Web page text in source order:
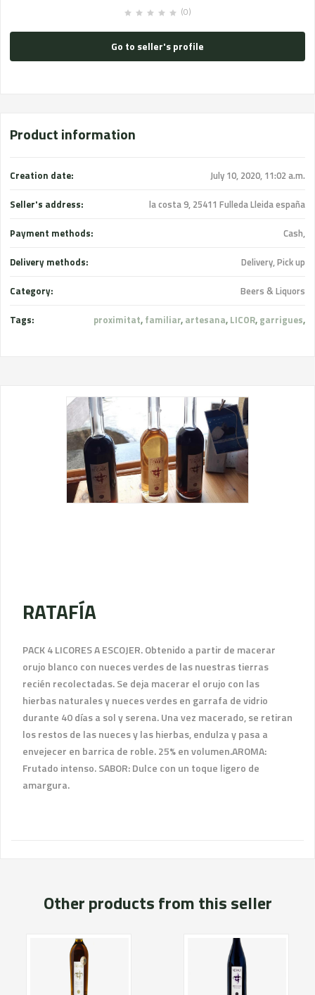
(0)
Go to seller's profile
Product information
Creation date: July 10, 2020, 11:02 a.m.
Seller's address: la costa 9, 25411 Fulleda Lleida españa
Payment methods: Cash,
Delivery methods: Delivery, Pick up
Category: Beers & Liquors
Tags: proximitat, familiar, artesana, LICOR, garrigues,
RATAFÍA
PACK 4 LICORES A ESCOJER. Obtenido a partir de macerar
orujo blanco con nueces verdes de las nuestras tierras
recién recolectadas. Se deja macerar el orujo con las
hierbas naturales y nueces verdes en garrafa de vidrio
durante 40 días a sol y serena. Una vez macerado, se retiran
los restos de las nueces y las hierbas, endulza y pasa a
envejecer en barrica de roble. 25% en volumen.AROMA:
Frutado intenso. SABOR: Dulce con un toque ligero de
amargura.
Other products from this seller